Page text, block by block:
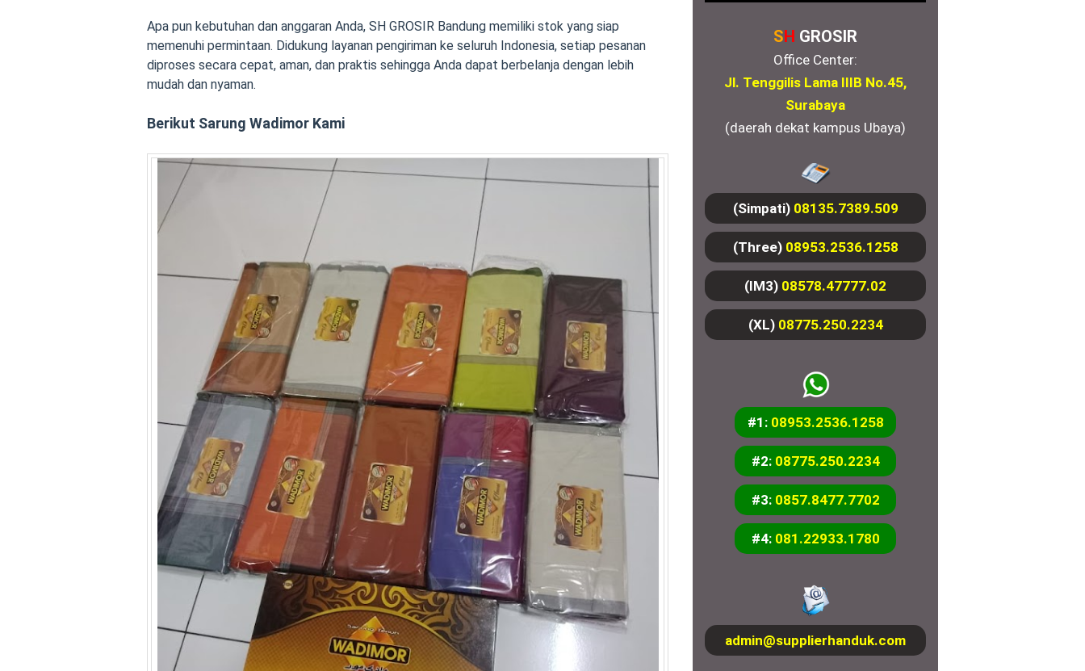
Apa pun kebutuhan dan anggaran Anda, SH GROSIR Bandung memiliki stok yang siap
memenuhi permintaan. Didukung layanan pengiriman ke seluruh Indonesia, setiap pesanan
diproses secara cepat, aman, dan praktis sehingga Anda dapat berbelanja dengan lebih
mudah dan nyaman.
Berikut Sarung Wadimor Kami
SH GROSIR
Office Center:
Jl. Tenggilis Lama IIIB No.45,
Surabaya
(daerah dekat kampus Ubaya)
(Simpati) 08135.7389.509
(Three) 08953.2536.1258
(IM3) 08578.47777.02
(XL) 08775.250.2234
#1: 08953.2536.1258
#2: 08775.250.2234
#3: 0857.8477.7702
#4: 081.22933.1780
admin@supplierhanduk.com